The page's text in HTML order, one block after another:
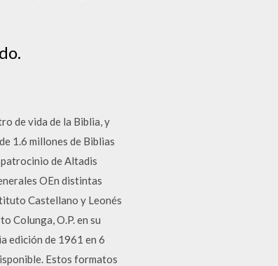
de vida de la Biblia, y
1.6 millones de Biblias
de Altadis
OEn distintas
Castellano y Leonés
Colunga, O.P. en su
edición de 1961 en 6
Estos formatos